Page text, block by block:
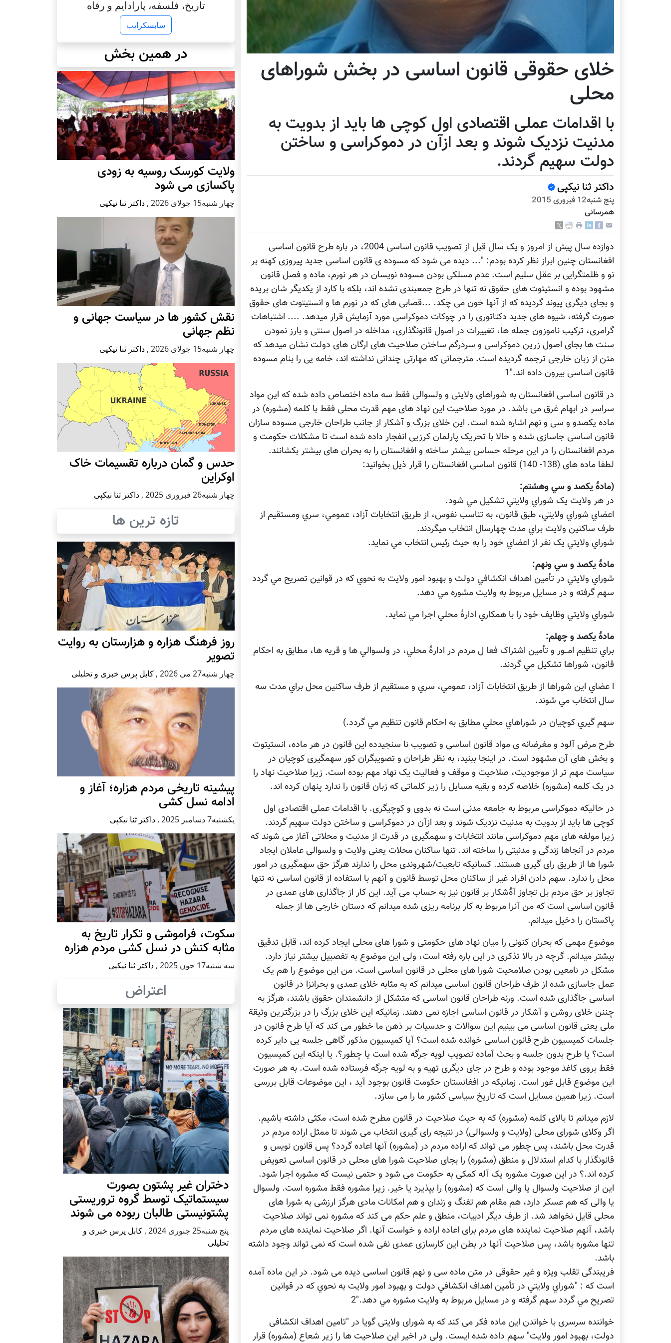
خلای حقوقی قانون اساسی در بخش شوراهای
محلی
با اقدامات عملی اقتصادی اول کوچی ها باید از بدویت به
مدنیت نزدیک شوند و بعد ازآن در دموکراسی و ساختن
دولت سهیم گردند.
داکتر ثنا نیکپی
پنج شنبه12 فبروری 2015
همرسانی
دوازده سال پیش از امروز و یک سال قبل از تصویب قانون اساسی 2004، در باره طرح قانون اساسی
افغانستان چنین ابراز نظر کرده بودم: "... دیده می شود که مسوده ی قانون اساسی جدید پیروزی کهنه بر
نو و ظلمتگرایی بر عقل سلیم است. عدم مسلکی بودن مسوده نویسان در هر نورم، ماده و فصل قانون
مشهود بوده و انستیتوت های حقوق نه تنها در طرح جمعبندی نشده اند، بلکه با کارد از یکدیگر شان بریده
و بجای دیگری پیوند گردیده که از آنها خون می چکد. ...قصابی های که در نورم ها و انستیتوت های حقوق
صورت گرفته، شیوه های جدید دکتاتوری را در چوکات دموکراسی مورد آزمایش قرار میدهد. .... اشتباهات
گرامری، ترکیب ناموزون جمله ها، تغییرات در اصول قانونگذاری، مداخله در اصول سنتی و بارز نمودن
سنت ها بجای اصول زرین دموکراسی و سردرگم ساختن صلاحیت های ارگان های دولت نشان میدهد که
متن از زبان خارجی ترجمه گردیده است. مترجمانی که مهارتی چندانی نداشته اند، خامه یی را بنام مسوده
قانون اساسی بیرون داده اند."1
در قانون اساسی افغانستان به شوراهای ولایتی و ولسوالی فقط سه ماده اختصاص داده شده که این مواد
سراسر در ابهام غرق می باشد. در مورد صلاحیت این نهاد های مهم قدرت محلی فقط با کلمه (مشوره) در
ماده یکصدو و سی و نهم اشاره شده است. این خلای بزرگ و آشکار از جانب طراحان خارجی مسوده سازان
قانون اساسی جاسازی شده و حالا با تحریک پارلمان کرزیی انفجار داده شده است تا مشکلات حکومت و
مردم افغانستان را در این مرحله حساس بیشتر ساخته و افغانستان را به بحران های بیشتر بکشانند.
لطفا ماده های (138- 140) قانون اساسی افغانستان را قرار ذیل بخوانید:
(مادۀ يکصد و سي وهشتم:
در هر ولايت يک شوراي ولايتي تشکيل مي شود.
اعضاي شوراي ولايتي، طبق قانون،‌ به تناسب نفوس، از طريق انتخابات آزاد، عمومي، سري ومستقيم از
طرف ساکنين ولايت براي مدت چهارسال انتخاب ميگردند.
شوراي ولايتي يک نفر از اعضاي خود را به حيث رئيس انتخاب مي نمايد.
مادۀ يکصد و سي ونهم:
شوراي ولايتي در تأمين اهداف انکشافي دولت و بهبود امور ولايت به نحوي که در قوانين تصريح مي گردد
سهم گرفته و در مسايل مربوط به ولايت مشوره مي دهد.
شوراي ولايتي وظايف خود را با همکاري ادارۀ محلي اجرا مي نمايد.
مادۀ يکصد و چهلم:
براي تنظيم امــور و تأمين اشتراک فعا ل مردم در ادارۀ محلي،‌ در ولسوالي ها و قريه ها، مطابق به احکام
قانون،‌ شوراها تشکيل مي گردند.
ا عضاي اين شوراها از طريق انتخابات آزاد، عمومي، سري و مستقيم از طرف ساکنين محل براي مدت سه
سال انتخاب مي شوند.
سهم گيري کوچيان در شوراهاي محلي مطابق به احکام قانون تنظيم مي گردد.)
طرح مرض آلود و مغرضانه ی مواد قانون اساسی و تصویب نا سنجیدده این قانون در هر ماده، انستیتوت
و بخش های آن مشهود است. در اینجا ببنید، به نظر طراحان و تصویبگران کور سهمگیری کوچیان در
سیاست مهم تر از موجودیت، صلاحیت و موقف و فعالیت یک نهاد مهم بوده است. زیرا صلاحیت نهاد را
در یک کلمه (مشوره) خلاصه کرده و بقیه مسایل را زیر کلماتی که زبان قانون را ندارد پنهان کرده اند.
در حالیکه دموکراسی مربوط به جامعه مدنی است نه بدوی و کوچیگری. با اقدامات عملی اقتصادی اول
کوچی ها باید از بدویت به مدنیت نزدیک شوند و بعد ازآن در دموکراسی و ساختن دولت سهیم گردند.
زیرا مولفه های مهم دموکراسی مانند انتخابات و سهمگیری در قدرت از مدنیت و محلاتی آغاز می شوند که
مردم در آنجاها زندگی و مدنیتی را ساخته اند. تنها ساکنان محلات یعنی ولایت و ولسوالی عاملان ایجاد
شورا ها از طریق رای گیری هستند. کسانیکه تابعیت/شهروندی محل را ندارند هرگز حق سهمگیری در امور
محل را ندارد. سهم دادن افراد غیر از ساکنان محل توسط قانون و آنهم با استفاده از قانون اساسی نه تنها
تجاوز بر حق مردم بل تجاوز آۀشکار بر قانون نیز به حساب می آید. این کار از جاگذاری های عمدی در
قانون اساسی است که من آنرا مربوط به کار برنامه ریزی شده میدانم که دستان خارجی ها از جمله
پاکستان را دخیل میدانم.
موضوع مهمی که بحران کنونی را میان نهاد های حکومتی و شورا های محلی ایجاد کرده اند، قابل تدقیق
بیشتر میدانم. گرچه در بالا تذکری در این باره رفته است، ولی این موضوع به تفصبیل بیشتر نیاز دارد.
مشکل در نامعین بودن صلامحیت شورا های محلی در قانون اساسی است. من این موضوع را هم یک
عمل جاسازی شده از طرف طراحان قانون اساسی میدانم که به مثابه خلای عمدی و بحرانزا در قانون
اساسی جاگذاری شده است. ورنه طراحان قانون اساسی که متشکل از دانشمندان حقوق باشند، هرگز به
چننن خلای روشن و آشکار در قانون اساسی اجازه نمی دهند. زمانیکه این خلای بزرگ را در بزرگترین وثیقة
ملی یعنی قانون اساسی می بینیم این سوالات و حدسیات بر ذهن ما خطور می کند که آیا طرح قانون در
جلسات کمیسیون طرح قانون اساسی خوانده شده است؟ آیا کمیسیون مذکور گاهی جلسه یی دایر کرده
است؟ یا طرح بدون جلسه و بحث آماده تصویب لویه جرگه شده است یا چطور؟. یا اینکه این کمیسیون
فقط بروی کاغذ موجود بوده و طرح در جای دیگری تهیه و به لویه جرگه فرستاده شده است. به هر صورت
این موضوع قابل غور است. زمانیکه در افغانستان حکومت قانون بوجود آید ، این موضوعات قابل بررسی
است. زیرا همین مسایل است که تاریخ سیاسی کشور ما را می سازد.
لازم میدانم تا بالای کلمه (مشوره) که به حیث صلاحیت در قانون مطرح شده است، مکثی داشته باشیم.
اگر وکلای شورای محلی (ولایت و ولسوالی) در نتیجه رای گیری انتخاب می شوند تا ممثل اراده مردم در
قدرت محل باشند، پس چطور می تواند که اراده مردم در (مشوره) آنها اعاده گردد؟ پس قانون نویس و
قانونگذار با کدام استدلال و منطق (مشوره) را بجای صلاحیت شورا های محلی در قانون اساسی تعویض
کرده اند.؟ در این صورت مشوره یک آله کمکی به حکومت می شود و حتمی نیست که مشوره اجرا شود.
این از صلاحیت ولسوال یا والی است که (مشوره) را بپذیرد یا خیر. زیرا مشوره فقط مشوره است. ولسوال
یا والی که هم عسکر دارد، هم مقام هم تفنگ و زندان و هم امکانات مادی هرگز ارزشی به شورا های
محلی قایل نخواهد شد. از طرف دیگر ادبیات، منطق و علم حکم می کند که مشوره نمی تواند صلاحیت
باشد، آنهم صلاحیت نماینده های مردم برای اعاده اراده و خواست آنها. اگر صلاحیت نماینده های مردم
تنها مشوره باشد، پس صلاحیت آنها در بطن این کارسازی عمدی نفی شده است که نمی تواند وجود داشته
باشد.
فریبندگی تقلب ویژه و غیر حقوقی در متن ماده سی و نهم قانون اساسی دیده می شود. در این ماده آمده
است که : "شوراي ولايتي در تأمين اهداف انکشافي دولت و بهبود امور ولايت به نحوي که در قوانين
تصريح مي گردد سهم گرفته و در مسايل مربوط به ولايت مشوره مي دهد."2
خواننده سرسری با خواندن این ماده فکر می کند که به شورای ولایتی گویا در "تامین اهداف انکشافی
دولت، بهبود امور ولایت" سهم داده شده ایست. ولی در اخیر این صلاحیت ها را زیر شعاع (مشوره) قرار
تاریخ، فلسفه، پارادایم و رفاه
سابسکرایب
در همین بخش
ولایت کورسک روسیه به زودی
پاکسازی می شود
چهار شنبه15 جولای 2026 , داکتر ثنا نیکپی
نقش کشور ها در سیاست جهانی و
نظم جهانی
چهار شنبه15 جولای 2026 , داکتر ثنا نیکپی
حدس و گمان درباره تقسیمات خاک
اوکراین
چهار شنبه26 فبروری 2025 , داکتر ثنا نیکپی
تازه ترین ها
روز فرهنگ هزاره و هزارستان به روایت
تصویر
چهار شنبه27 می 2026 , کابل پرس خبری و تحلیلی
پيشينه تاريخی مردم هزاره؛ آغاز و
ادامه نسل کشی
يكشنبه7 دسامبر 2025 , داکتر ثنا نیکپی
سکوت، فراموشی و تکرار تاريخ به
مثابه کنش در نسل کشی مردم هزاره
سه شنبه17 جون 2025 , داکتر ثنا نیکپی
اعتراض
دختران غیر پشتون بصورت
سیستماتیک توسط گروه تروریستی
پشتونیستی طالبان ربوده می شوند
پنج شنبه25 جنوری 2024 , کابل پرس خبری و
تحلیلی